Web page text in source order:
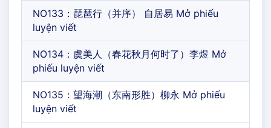
NO133：琵琶行（并序） 自居易 Mở phiếu
luyện viết
NO134：虞美人（春花秋月何时了）李煜 Mở
phiếu luyện viết
NO135：望海潮（东南形胜）柳永 Mở phiếu
luyện viết